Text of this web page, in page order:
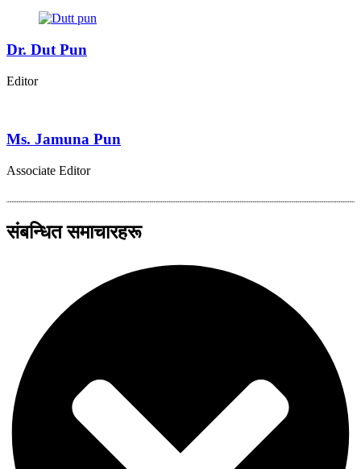
Dr. Dut Pun
Editor
Ms. Jamuna Pun
Associate Editor
संबन्धित समाचारहरू